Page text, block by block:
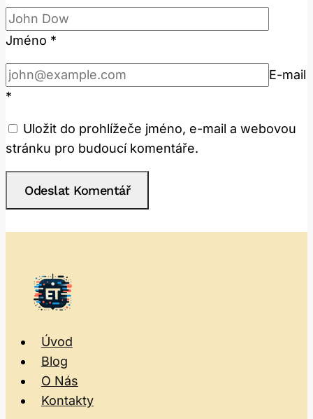
Jméno *
E-mail
*
Uložit do prohlížeče jméno, e-mail a webovou
stránku pro budoucí komentáře.
Úvod
Blog
O Nás
Kontakty